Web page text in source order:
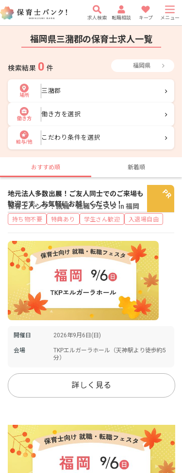
求人検索 転職相談 キープ メニュー
福岡県三潴郡の保育士求人一覧
検索結果 0 件 福岡県
場所
三潴郡
働き方
働き方を選択
給与/他
こだわり条件を選択
おすすめ順 新着順
保育士バンク！就職・転職フェスタ in 福岡
地元法人多数出展！ご友人同士でのご来場も
歓迎です。お気軽にお越しください！
持ち物不要 特典あり 学生さん歓迎 入退場自由
開催日 2026年9月6日(日)
会場
TKPエルガーラホール（天神駅より徒歩約5
分）
詳しく見る